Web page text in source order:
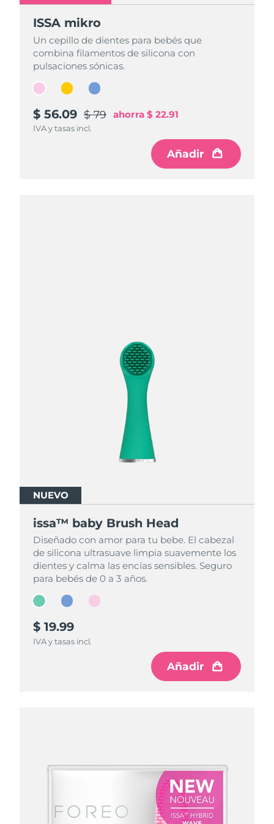
ISSA mikro
Un cepillo de dientes para bebés que
combina filamentos de silicona con
pulsaciones sónicas.
$ 56.09 $ 79 ahorra $ 22.91
IVA y tasas incl.
Añadir
ISSA mikro
Un cepillo de dientes para bebés que
combina filamentos de silicona con
pulsaciones sónicas.
$ 56.09 $ 79 ahorra $ 22.91
IVA y tasas incl.
Añadir
ISSA mikro
Un cepillo de dientes para bebés que
combina filamentos de silicona con
pulsaciones sónicas.
$ 56.09 $ 79 ahorra $ 22.91
IVA y tasas incl.
Añadir
NUEVO
issa™ baby Brush Head
Diseñado con amor para tu bebe. El cabezal
de silicona ultrasuave limpia suavemente los
dientes y calma las encías sensibles. Seguro
para bebés de 0 a 3 años.
$ 19.99
IVA y tasas incl.
Añadir
NUEVO
issa™ baby Brush Head
Diseñado con amor para tu bebe. El cabezal
de silicona ultrasuave limpia suavemente los
dientes y calma las encías sensibles. Seguro
para bebés de 0 a 3 años.
$ 19.99
IVA y tasas incl.
Añadir
NUEVO
issa™ baby Brush Head
Diseñado con amor para tu bebe. El cabezal
de silicona ultrasuave limpia suavemente los
dientes y calma las encías sensibles. Seguro
para bebés de 0 a 3 años.
$ 19.99
IVA y tasas incl.
Añadir